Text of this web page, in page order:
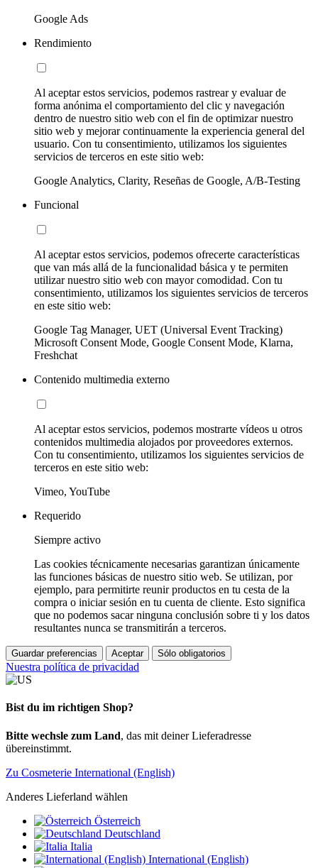
Google Ads
Rendimiento
Al aceptar estos servicios, podemos rastrear y evaluar de
forma anónima el comportamiento del clic y navegación
dentro de nuestro sitio web con el fin de optimizar nuestro
sitio web y mejorar continuamente la experiencia general del
usuario. Con tu consentimiento, utilizamos los siguientes
servicios de terceros en este sitio web:
Google Analytics, Clarity, Reseñas de Google, A/B-Testing
Funcional
Al aceptar estos servicios, podemos ofrecerte características
que van más allá de la funcionalidad básica y te permiten
utilizar nuestro sitio web con mayor comodidad. Con tu
consentimiento, utilizamos los siguientes servicios de terceros
en este sitio web:
Google Tag Manager, UET (Universal Event Tracking)
Microsoft Consent Mode, Google Consent Mode, Klarna,
Freshchat
Contenido multimedia externo
Al aceptar estos servicios, podemos mostrarte vídeos u otros
contenidos multimedia alojados por proveedores externos.
Con tu consentimiento, utilizamos los siguientes servicios de
terceros en este sitio web:
Vimeo, YouTube
Requerido
Siempre activo
Las cookies técnicamente necesarias garantizan únicamente
las funciones básicas de nuestro sitio web. Se utilizan, por
ejemplo, para permitirte reunir productos en tu cesta de la
compra o iniciar sesión en tu cuenta de cliente. Esto significa
que no podemos sacar ninguna conclusión sobre ti y los datos
resultantes nunca se transmitirán a terceros.
Guardar preferencias Aceptar Sólo obligatorios
Nuestra política de privacidad
Bist du im richtigen Shop?
Bitte wechsle zum Land, das mit deiner Lieferadresse
übereinstimmt.
Zu Cosmeterie International (English)
Anderes Lieferland wählen
Österreich
Deutschland
Italia
International (English)